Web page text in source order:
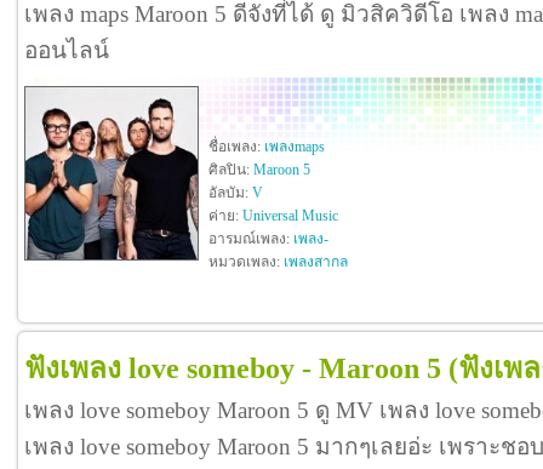
เพลง maps Maroon 5 ดีจังที่ได้ ดู มิวสิควิดีโอ เพลง
ออนไลน์
ชื่อเพลง: เพลงmaps
ศิลปิน: Maroon 5
อัลบัม: V
ค่าย: Universal Music
อารมณ์เพลง: เพลง-
หมวดเพลง: เพลงสากล
ฟังเพลง love someboy - Maroon 5 (ฟังเพ
เพลง love someboy Maroon 5 ดู MV เพลง love
เพลง love someboy Maroon 5 มากๆเลยอ่ะ เพราะชอ